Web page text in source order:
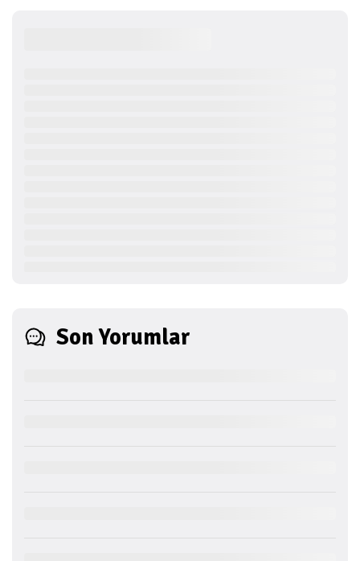
Son Yorumlar